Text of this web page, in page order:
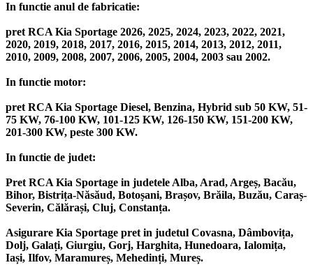
In functie anul de fabricatie:
pret RCA Kia Sportage 2026, 2025, 2024, 2023, 2022, 2021,
2020, 2019, 2018, 2017, 2016, 2015, 2014, 2013, 2012, 2011,
2010, 2009, 2008, 2007, 2006, 2005, 2004, 2003 sau 2002.
In functie motor:
pret RCA Kia Sportage Diesel, Benzina, Hybrid sub 50 KW, 51-
75 KW, 76-100 KW, 101-125 KW, 126-150 KW, 151-200 KW,
201-300 KW, peste 300 KW.
In functie de judet:
Pret RCA Kia Sportage in judetele Alba, Arad, Argeș, Bacău,
Bihor, Bistrița-Năsăud, Botoșani, Brașov, Brăila, Buzău, Caraș-
Severin, Călărași, Cluj, Constanța.
Asigurare Kia Sportage pret in judetul Covasna, Dâmbovița,
Dolj, Galați, Giurgiu, Gorj, Harghita, Hunedoara, Ialomița,
Iași, Ilfov, Maramureș, Mehedinți, Mureș.